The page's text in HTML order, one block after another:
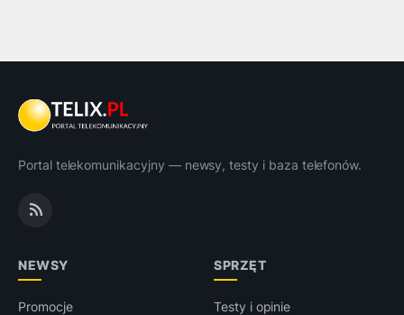
Portal telekomunikacyjny — newsy, testy i baza telefonów.
NEWSY
Promocje
SPRZĘT
Testy i opinie